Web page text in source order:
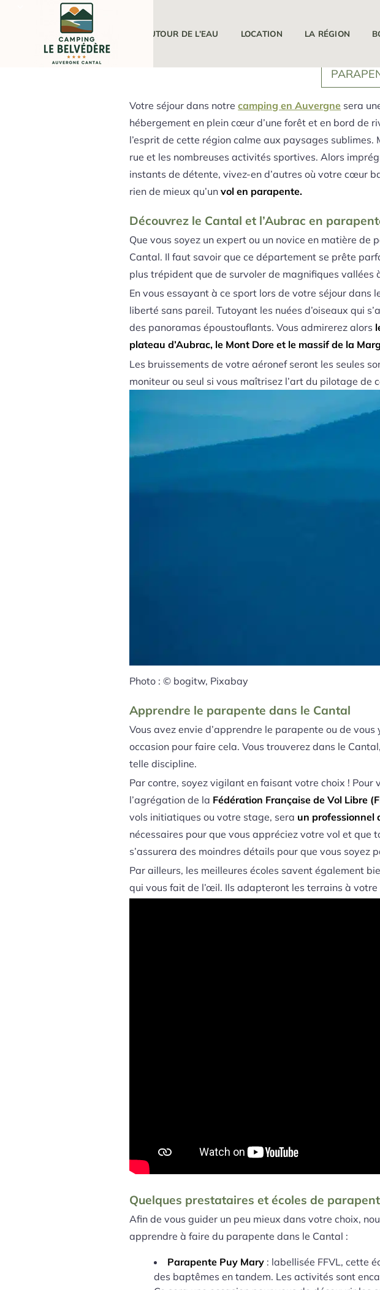
LE CAMPING AUTOUR DE L’EAU LOCATION LA RÉGION
Votre séjour dans notrecamping en Auvergne sera
hébergement en plein cœur d’une forêt et en bord de
l’esprit de cette région calme aux paysages
rue et les nombreuses activités sportives. Alors
instants de détente, vivez-en d’autres où votre cœur
rien de mieux qu’unvol en parapente.
Découvrez le Cantal et l’Aubrac en
Que vous soyez un expert ou un novice en matière de
Cantal. Il faut savoir que ce département se prête
plus trépident que de survoler de magnifiques vallées
En vous essayant à ce sport lors de votre séjour dans
liberté sans pareil. Tutoyant les nuées d’oiseaux qui
des panoramas époustouflants. Vous admirerez alors
plateau d’Aubrac, le Mont Dore et le massif de la
Les bruissements de votre aéronef seront les seules
moniteur ou seul si vous maîtrisez l’art du pilotage
Photo : © bogitw, Pixabay
Apprendre le parapente dans le Cantal
Vous avez envie d’apprendre le parapente ou de
occasion pour faire cela. Vous trouverez dans le
telle discipline.
Par contre, soyez vigilant en faisant votre choix !
l’agrégation de la Fédération Française de Vol Libre
vols initiatiques ou votre stage, sera un professionnel
nécessaires pour que vous appréciez votre vol et que
s’assurera des moindres détails pour que vous soyez
Par ailleurs, les meilleures écoles savent également
qui vous fait de l’œil. Ils adapteront les terrains à
Quelques prestataires et écoles de
Afin de vous guider un peu mieux dans votre choix,
apprendre à faire du parapente dans le Cantal :
Parapente Puy Mary : labellisée FFVL, cette
des baptêmes en tandem. Les activités sont